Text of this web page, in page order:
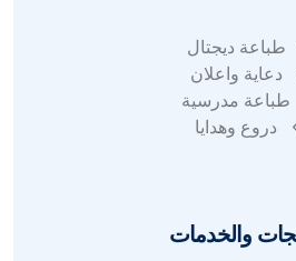
طباعة ديجتال
دعاية واعلان
طباعة مدرسية
دروع وهدايا
والخدمات